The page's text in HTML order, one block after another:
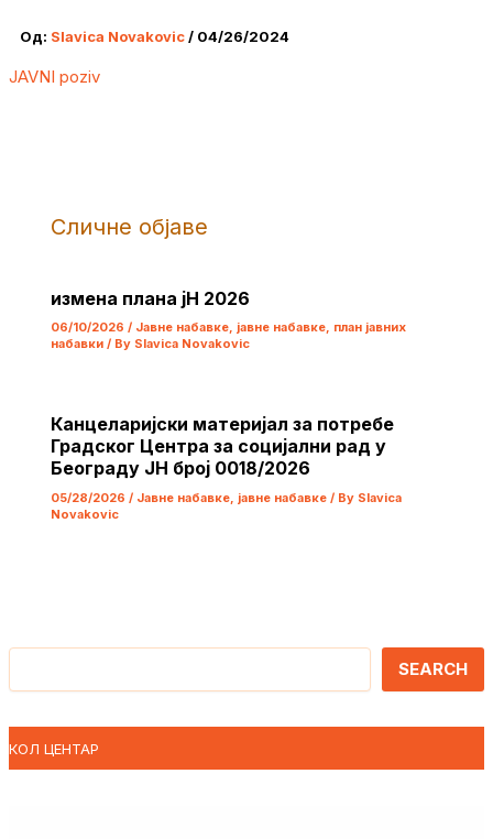
Од: Slavica Novakovic/ 04/26/2024
JAVNI poziv
Сличне објаве
измена плана јН 2026
06/10/2026 / Јавне набавке, јавне набавке, план јавних
набавки/ By Slavica Novakovic
Канцеларијски материјал за потребе
Градског Центра за социјални рад у
Београду ЈН број 0018/2026
05/28/2026 / Јавне набавке, јавне набавке/ By Slavica
Novakovic
Претрага
SEARCH
КОЛ ЦЕНТАР